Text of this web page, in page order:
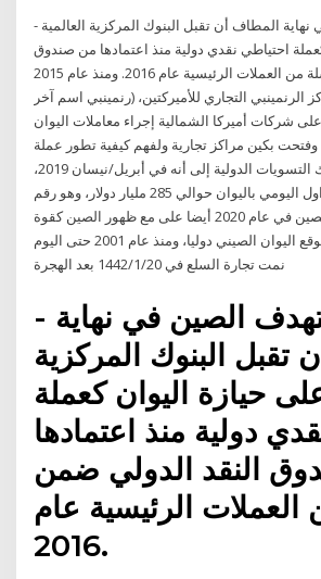
- تستهدف الصين في نهاية المطاف أن تقبل البنوك المركزية العالمية
احتياطي نقدي دولية منذ اعتمادها من صندوق
النقد الدولي ضمن سلة من العملات الرئيسية عام 2016. ومنذ عام 2015
التجاري للأميركتين، (رنمينبي اسم آخر
شركات أميركا الشمالية إجراء معاملات اليوان
وفتحت بكين مراكز تجارية ولفهم كيفية تطور عملة
اليوان، تشير بيانات بنك التسويات الدولية إلى أنه في أبريل/نيسان 2019،
بلغ متوسط التداول اليومي باليوان حوالي 285 مليار دولار، وهو رقم
حافظت عليه الصين في عام 2020 أيضا على مع ظهور الصين كقوة
اقتصادية عالمية تعزز موقع اليوان الصيني دوليا، ومنذ عام 2001 حتى اليوم
نمت تجارة السلع في 20‏‏/1‏‏/1442 بعد الهجرة
- تستهدف الصين في نهاية
تقبل البنوك المركزية
حيازة اليوان كعملة
دولية منذ اعتمادها
النقد الدولي ضمن
الرئيسية عام
2016.